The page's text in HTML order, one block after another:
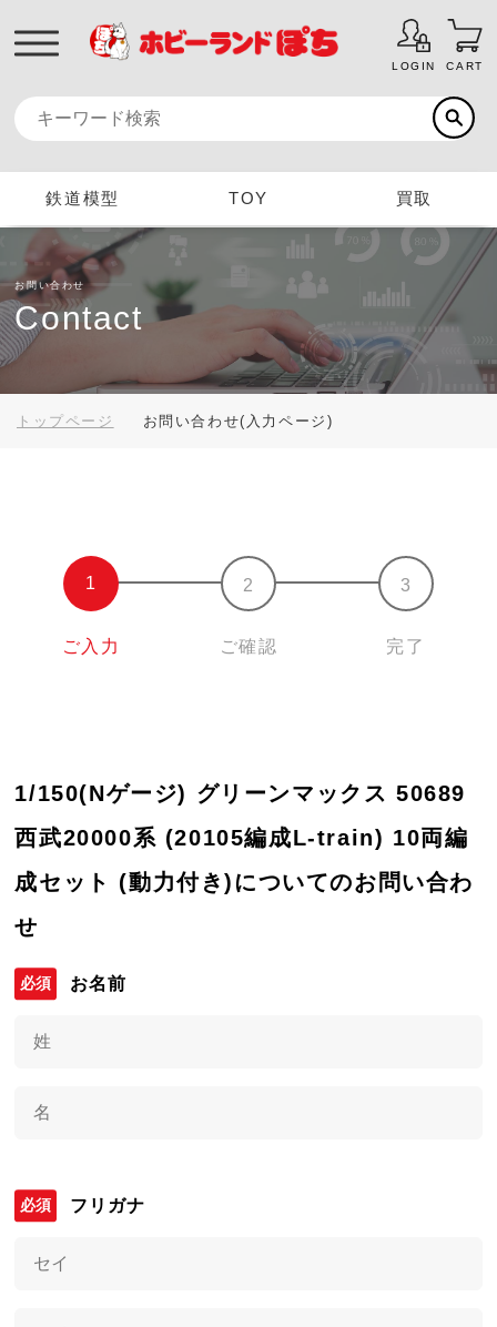
LOGIN CART
鉄道模型 TOY 買取
お問い合わせ
Contact
トップページ お問い合わせ(入力ページ)
ご入力 ご確認 完了
1/150(Nゲージ) グリーンマックス 50689
西武20000系 (20105編成L-train) 10両編
成セット (動力付き)についてのお問い合わ
せ
お名前
フリガナ